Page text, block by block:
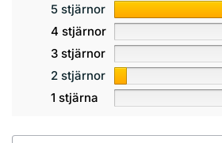
5 stjärnor
4 stjärnor
3 stjärnor
2 stjärnor
1 stjärna